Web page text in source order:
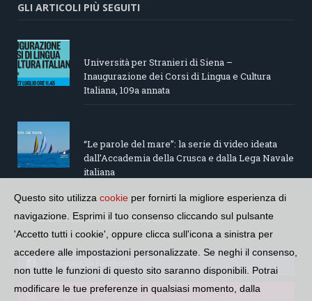
GLI ARTICOLI PIÙ SEGUITI
Università per Stranieri di Siena –
Inaugurazione dei Corsi di Lingua e Cultura
Italiana, 109a annata
“Le parole del mare”: la serie di video ideata
dall’Accademia della Crusca e dalla Lega Navale
italiana
SEGUI LA COMUNITÀ SUI SOCIAL
Seguici su Instagram
Questo sito utilizza cookie per fornirti la migliore esperienza di
navigazione. Esprimi il tuo consenso cliccando sul pulsante
'Accetto tutti i cookie', oppure clicca sull'icona a sinistra per
accedere alle impostazioni personalizzate. Se neghi il consenso,
non tutte le funzioni di questo sito saranno disponibili. Potrai
modificare le tue preferenze in qualsiasi momento, dalla